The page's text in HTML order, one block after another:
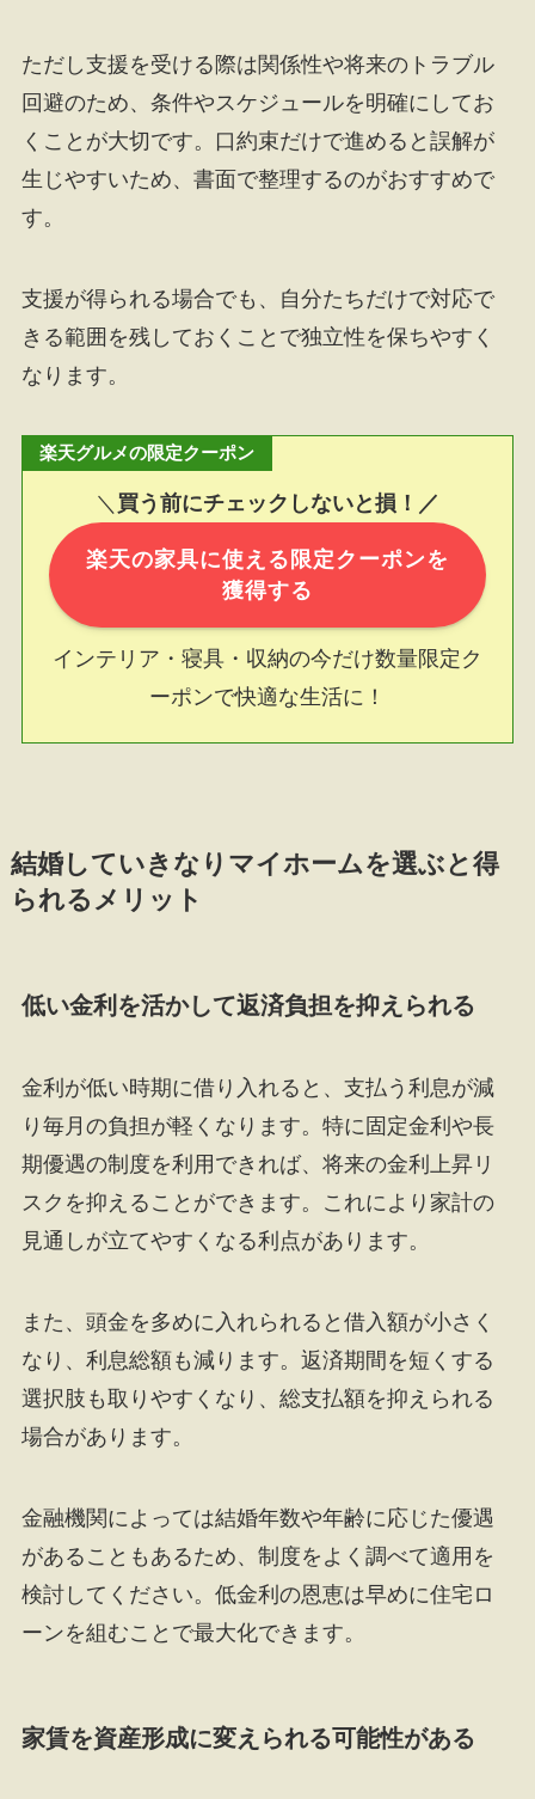
ただし支援を受ける際は関係性や将来のトラブル
回避のため、条件やスケジュールを明確にしてお
くことが大切です。口約束だけで進めると誤解が
生じやすいため、書面で整理するのがおすすめで
す。
支援が得られる場合でも、自分たちだけで対応で
きる範囲を残しておくことで独立性を保ちやすく
なります。
楽天グルメの限定クーポン
＼ 買う前にチェックしないと損！／
楽天の家具に使える限定クーポンを
獲得する
インテリア・寝具・収納の今だけ数量限定ク
ーポンで快適な生活に！
結婚していきなりマイホームを選ぶと得
られるメリット
低い金利を活かして返済負担を抑えられる
金利が低い時期に借り入れると、支払う利息が減
り毎月の負担が軽くなります。特に固定金利や長
期優遇の制度を利用できれば、将来の金利上昇リ
スクを抑えることができます。これにより家計の
見通しが立てやすくなる利点があります。
また、頭金を多めに入れられると借入額が小さく
なり、利息総額も減ります。返済期間を短くする
選択肢も取りやすくなり、総支払額を抑えられる
場合があります。
金融機関によっては結婚年数や年齢に応じた優遇
があることもあるため、制度をよく調べて適用を
検討してください。低金利の恩恵は早めに住宅ロ
ーンを組むことで最大化できます。
家賃を資産形成に変えられる可能性がある